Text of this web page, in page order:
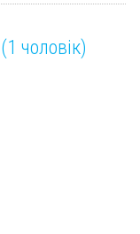
чоловік)